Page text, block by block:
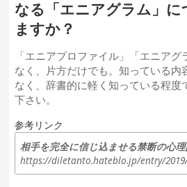
なる「エニアグラム」に
ますか？
「エニアプロファイル」「エニア
なく、片方だけでも。知っている内
なく、辞書的に軽く知っている程度
下さい。
参考リンク
https://diletanto.hateblo.jp/entry/